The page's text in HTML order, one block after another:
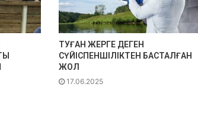
ТУҒАН ЖЕРГЕ ДЕГЕН
СҮЙІСПЕНШІЛІКТЕН БАСТАЛҒАН
ЖОЛ
17.06.2025